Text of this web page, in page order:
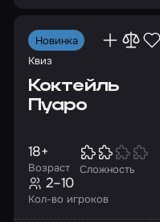
с юмором
Новинка
Квиз
Коктейль
Пуаро
Возраст
18+
Сложность
Кол-во игроков
2–10